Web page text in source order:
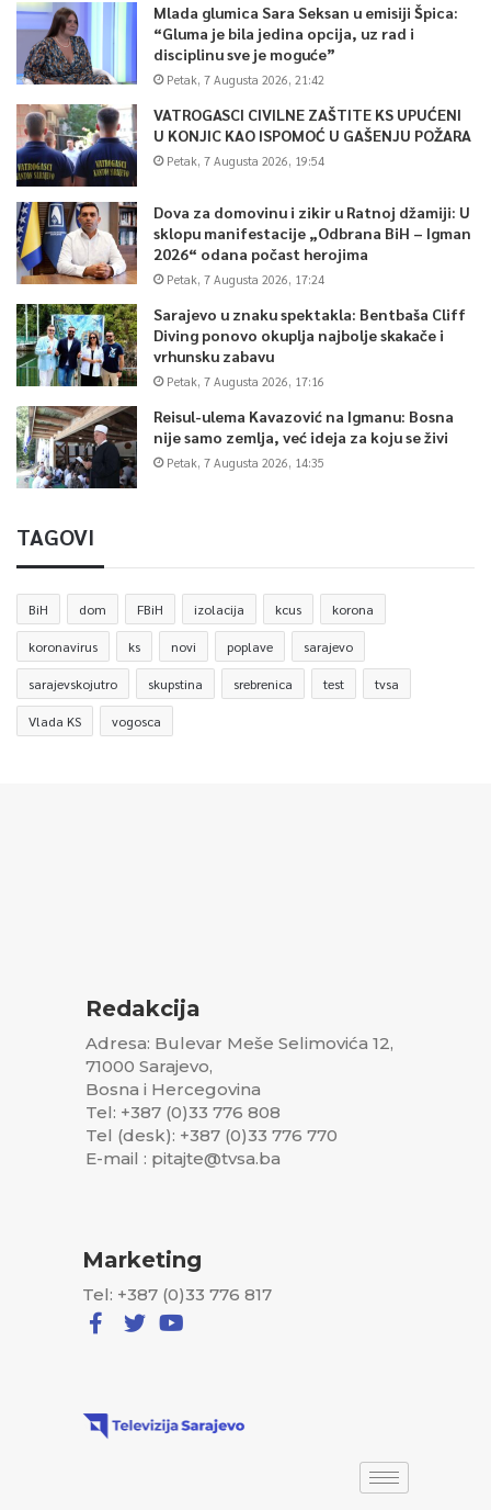
Mlada glumica Sara Seksan u emisiji Špica:
“Gluma je bila jedina opcija, uz rad i
disciplinu sve je moguće”
Petak, 7 Augusta 2026, 21:42
VATROGASCI CIVILNE ZAŠTITE KS UPUĆENI
U KONJIC KAO ISPOMOĆ U GAŠENJU POŽARA
Petak, 7 Augusta 2026, 19:54
Dova za domovinu i zikir u Ratnoj džamiji: U
sklopu manifestacije „Odbrana BiH – Igman
2026“ odana počast herojima
Petak, 7 Augusta 2026, 17:24
Sarajevo u znaku spektakla: Bentbaša Cliff
Diving ponovo okuplja najbolje skakače i
vrhunsku zabavu
Petak, 7 Augusta 2026, 17:16
Reisul-ulema Kavazović na Igmanu: Bosna
nije samo zemlja, već ideja za koju se živi
Petak, 7 Augusta 2026, 14:35
TAGOVI
BiH dom FBiH izolacija kcus korona
koronavirus ks novi poplave sarajevo
sarajevskojutro skupstina srebrenica test tvsa
Vlada KS vogosca
Redakcija
Adresa: Bulevar Meše Selimovića 12,
71000 Sarajevo,
Bosna i Hercegovina
Tel: +387 (0)33 776 808
Tel (desk): +387 (0)33 776 770
E-mail : pitajte@tvsa.ba
Marketing
Tel: +387 (0)33 776 817